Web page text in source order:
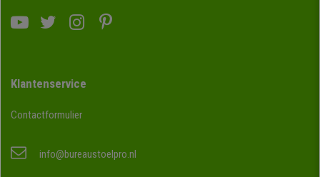
Klantenservice
Contactformulier
info@bureaustoelpro.nl